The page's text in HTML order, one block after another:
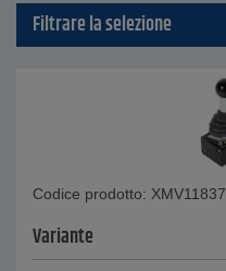
Filtrare la selezione
Codice prodotto:
Variante